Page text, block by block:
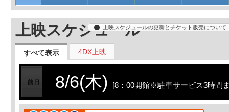
上映スケジュール
すべて表示 4DX上映
上映スケジュールの更新とチケット販売について
8/6(木) [8：00開館※駐車サービス3時間